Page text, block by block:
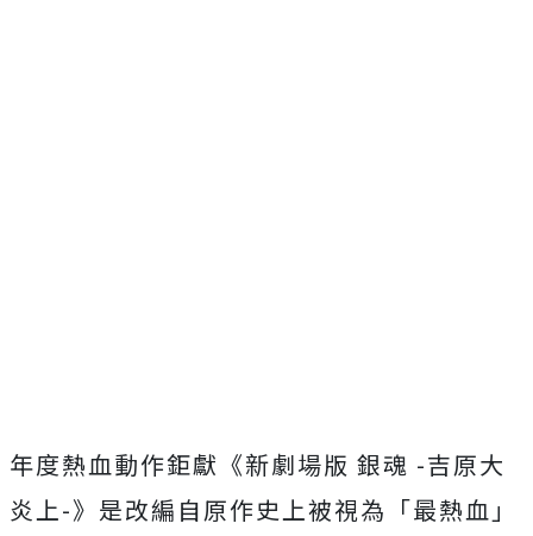
年度熱血動作鉅獻《新劇場版 銀魂 -吉原大
炎上-》是改編自原作史上被視為「最熱血」